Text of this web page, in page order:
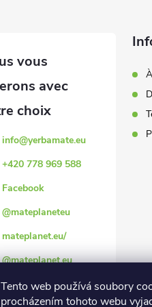
Tento web používá soubory
procházením tohoto webu
info@yerbamate.eu
+420 778 969 588
Facebook
@mateplaneteu
mateplanet.eu/
@mateplanet.eu